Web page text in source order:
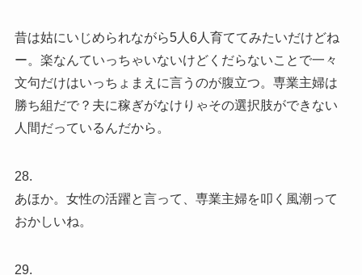
昔は姑にいじめられながら5人6人育ててみたいだけどね
ー。楽なんていっちゃいないけどくだらないことで一々
文句だけはいっちょまえに言うのが腹立つ。専業主婦は
勝ち組だで？夫に稼ぎがなけりゃその選択肢ができない
人間だっているんだから。
28.
あほか。女性の活躍と言って、専業主婦を叩く風潮って
おかしいね。
29.